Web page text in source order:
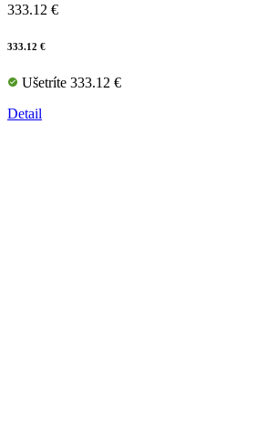
333.12 €
333.12 €
Ušetríte 333.12 €
Detail